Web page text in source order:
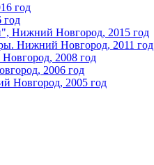
год
Нижний Новгород, 2015 год
Нижний Новгород, 2011 год
2008 год
2006 год
Новгород, 2005 год